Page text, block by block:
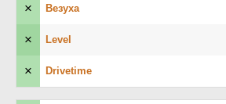
× Везуха
× Level
× Drivetime